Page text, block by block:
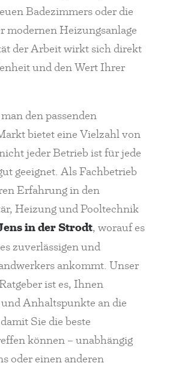
Badezimmers oder die
modernen Heizungsanlage
der Arbeit wirkt sich direkt
und den Wert Ihrer
den passenden
bietet eine Vielzahl von
jeder Betrieb ist für jede
geeignet. Als Fachbetrieb
Erfahrung in den
Heizung und Pooltechnik
in der Strodt, worauf es
zuverlässigen und
ankommt. Unser
ist es, Ihnen
Anhaltspunkte an die
Sie die beste
können – unabhängig
oder einen anderen